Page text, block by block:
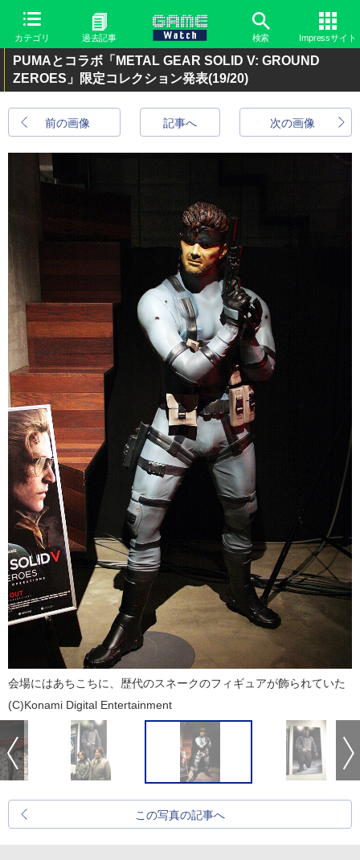
カテゴリ 過去記事 検索 Impressサイト
PUMAとコラボ「METAL GEAR SOLID V: GROUND
ZEROES」限定コレクション発表(19/20)
前の画像 次の画像
記事へ
会場にはあちこちに、歴代のスネークのフィギュアが飾られていた
(C)Konami Digital Entertainment
この写真の記事へ